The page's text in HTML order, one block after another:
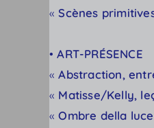
«Scènes
•ART-PRÉSENCE
«Abstraction,
« Matisse/Kelly,
«Ombre della